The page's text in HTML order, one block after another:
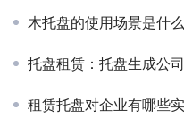
木托盘的使用场景是什么
托盘租赁：托盘生成公
租赁托盘对企业有哪些